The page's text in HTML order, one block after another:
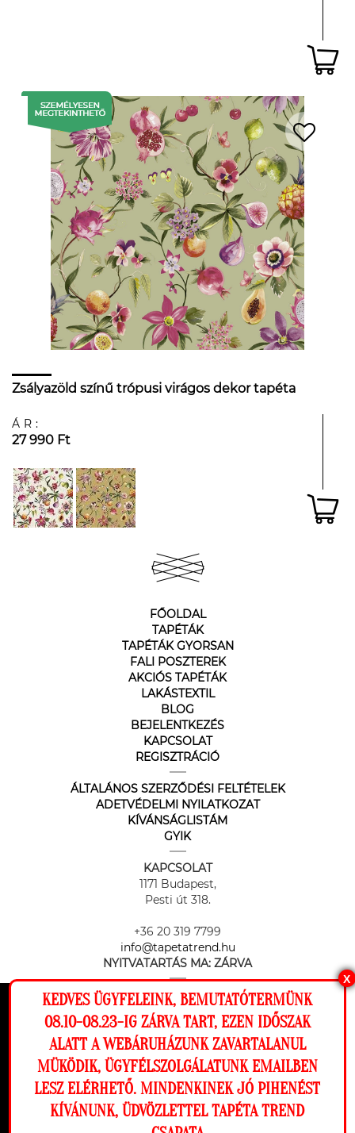
Ez a weboldal cookie-kat használ, hogy a
lehető legjobb élményt nyújtsa honlapunkon.
Beállítások
Elutasítom Engedélyezem
Zsályazöld színű trópusi virágos dekor tapéta
ÁR:
27 990 Ft
FŐOLDAL
TAPÉTÁK
TAPÉTÁK GYORSAN
FALI POSZTEREK
AKCIÓS TAPÉTÁK
LAKÁSTEXTIL
BLOG
BEJELENTKEZÉS
KAPCSOLAT
REGISZTRÁCIÓ
ÁLTALÁNOS SZERZŐDÉSI FELTÉTELEK
ADETVÉDELMI NYILATKOZAT
KÍVÁNSÁGLISTÁM
GYIK
KAPCSOLAT
1171 Budapest,
Pesti út 318.
+36 20 319 7799
info@tapetatrend.hu
NYITVATARTÁS MA: ZÁRVA
Az online fizetést a Barion Payment Zrt. biztosítja, MNB engedély
száma: H-EN-I-1064/2013
X
KEDVES ÜGYFELEINK, BEMUTATÓTERMÜNK
08.10-08.23-IG ZÁRVA TART, EZEN IDŐSZAK
ALATT A WEBÁRUHÁZUNK ZAVARTALANUL
MÜKÖDIK, ÜGYFÉLSZOLGÁLATUNK EMAILBEN
LESZ ELÉRHETŐ. MINDENKINEK JÓ PIHENÉST
KÍVÁNUNK, ÜDVÖZLETTEL TAPÉTA TREND